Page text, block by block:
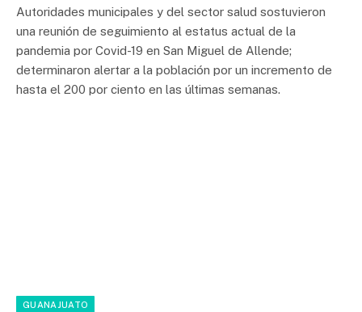
Autoridades municipales y del sector salud sostuvieron
una reunión de seguimiento al estatus actual de la
pandemia por Covid-19 en San Miguel de Allende;
determinaron alertar a la población por un incremento de
hasta el 200 por ciento en las últimas semanas.
GUANAJUATO